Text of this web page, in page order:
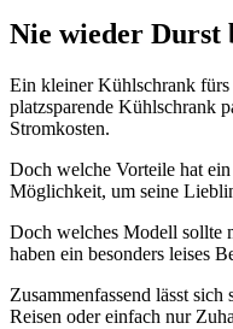
Nie wieder Durst
Ein kleiner Kühlschrank fürs
platzsparende Kühlschrank
Stromkosten.
Doch welche Vorteile hat
Möglichkeit, um seine
Doch welches Modell sollte
haben ein besonders leises
Zusammenfassend lässt
Reisen oder einfach nur